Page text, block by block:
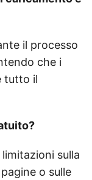
il processo
che i
tutto il
limitazioni sulla
o sulle